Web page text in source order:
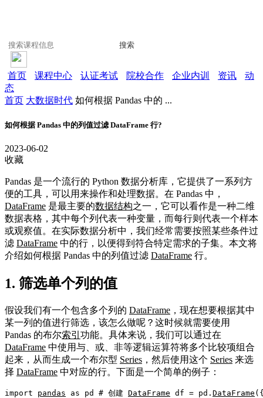
搜索
首页 课程中心 认证考试 院校合作 企业内训 资讯
动
态
首页 大数据时代 如何根据 Pandas 中的 ...
如何根据 Pandas 中的列值过滤 DataFrame 行?
2023-06-02
收藏
Pandas 是一个流行的 Python 数据分析库，它提供了一系列方
便的工具，可以用来操作和处理数据。在 Pandas 中，
DataFrame 是最主要的数据结构之一，它可以看作是一种二维
数据表格，其中每个列代表一种变量，而每行则代表一个样本
或观察值。在实际数据分析中，我们经常需要按照某些条件过
滤 DataFrame 中的行，以便得到符合特定需求的子集。本文将
介绍如何根据 Pandas 中的列值过滤 DataFrame 行。
1. 筛选单个列的值
假设我们有一个包含多个列的 DataFrame ，现在想要根据其中
某一列的值进行筛选，该怎么做呢？这时候就需要使用
Pandas 的布尔索引 功能。具体来说，我们可以通过在
DataFrame 中使用与、或、非等逻辑运算符将多个比较项组合
起来，从而生成一个布尔型 Series ，然后使用这个 Series 来选
择 DataFrame 中对应的行。下面是一个简单的例子：
import pandas as pd # 创建 DataFrame df = pd. DataFrame